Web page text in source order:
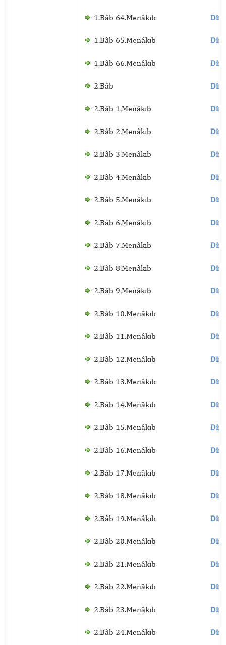
1.Bâb 64.Menâkıb
1.Bâb 65.Menâkıb
1.Bâb 66.Menâkıb
2.Bâb
2.Bâb 1.Menâkıb
2.Bâb 2.Menâkıb
2.Bâb 3.Menâkıb
2.Bâb 4.Menâkıb
2.Bâb 5.Menâkıb
2.Bâb 6.Menâkıb
2.Bâb 7.Menâkıb
2.Bâb 8.Menâkıb
2.Bâb 9.Menâkıb
2.Bâb 10.Menâkıb
2.Bâb 11.Menâkıb
2.Bâb 12.Menâkıb
2.Bâb 13.Menâkıb
2.Bâb 14.Menâkıb
2.Bâb 15.Menâkıb
2.Bâb 16.Menâkıb
2.Bâb 17.Menâkıb
2.Bâb 18.Menâkıb
2.Bâb 19.Menâkıb
2.Bâb 20.Menâkıb
2.Bâb 21.Menâkıb
2.Bâb 22.Menâkıb
2.Bâb 23.Menâkıb
2.Bâb 24.Menâkıb